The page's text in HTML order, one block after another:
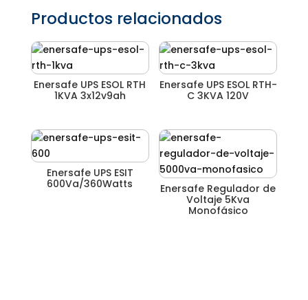
Productos relacionados
Enersafe UPS ESOL RTH
1KVA 3x12v9ah
Enersafe UPS ESOL RTH-
C 3KVA 120V
Enersafe UPS ESIT
600Va/360Watts
Enersafe Regulador de
Voltaje 5Kva
Monofásico